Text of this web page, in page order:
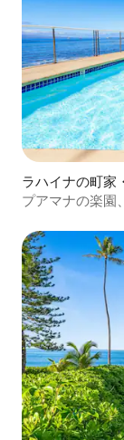
ラハイナの町家
プアマナの楽園